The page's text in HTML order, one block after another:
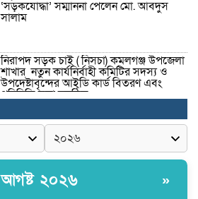
‘সড়কযোদ্ধা’ সম্মাননা পেলেন মো. আবদুস
সালাম
নিরাপদ সড়ক চাই ( নিসচা) কমলগঞ্জ উপজেলা
শাখার নতুন কার্যনির্বাহী কমিটির সদস্য ও
উপদেষ্টাবৃন্দের আইডি কার্ড বিতরণ এবং
পরিচিতি সভা অনুষ্ঠিত।
পত্নীতলা থানা পুলিশের মাদকবিরোধী
অভিযানে আটক ১
বৈষম্য-সন্ত্রাসী-চাঁদাবাজি-দলীয়করণ করতেই
আগষ্ট ২০২৬ »